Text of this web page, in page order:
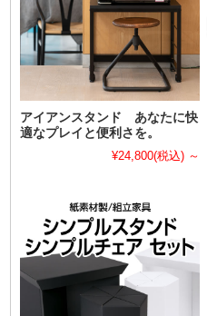
アイアンスタンド あなたに快
適なプレイと便利さを。
¥24,800(税込) ～